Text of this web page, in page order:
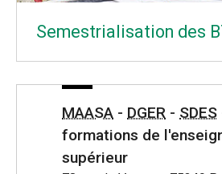
Semestrialisation des
MAASA - DGER - SDES
formations de
supérieur